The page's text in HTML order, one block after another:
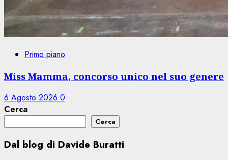
Primo piano
Miss Mamma, concorso unico nel suo genere
6 Agosto 2026 0
Cerca
Cerca
Dal blog di Davide Buratti